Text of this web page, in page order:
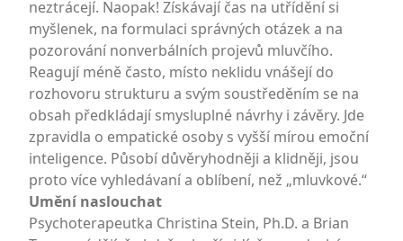
neztrácejí. Naopak! Získávají čas na utřídění si
myšlenek, na formulaci správných otázek a na
pozorování nonverbálních projevů mluvčího.
Reagují méně často, místo neklidu vnášejí do
rozhovoru strukturu a svým soustředěním se na
obsah předkládají smysluplné návrhy i závěry. Jde
zpravidla o empatické osoby s vyšší mírou emoční
inteligence. Působí důvěryhodněji a klidněji, jsou
proto více vyhledávaní a oblíbení, než „mluvkové.“
Umění naslouchat
Psychoterapeutka Christina Stein, Ph.D. a Brian